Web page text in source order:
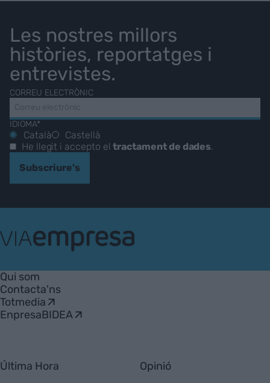
Les nostres millors
històries, reportatges i
entrevistes.
CORREU ELECTRÒNIC
IDIOMA*
Català
Castellà
He llegit i accepto eltractament de dades.
Subscriure's
Empresa
Qui som
Contacta'ns
Totmedia
EnpresaBIDEA
Última Hora Opinió